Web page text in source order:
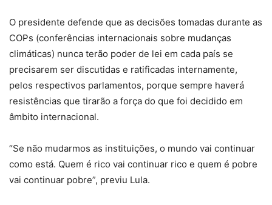
O presidente defende que as decisões tomadas durante as
COPs (conferências internacionais sobre mudanças
climáticas) nunca terão poder de lei em cada país se
precisarem ser discutidas e ratificadas internamente,
pelos respectivos parlamentos, porque sempre haverá
resistências que tirarão a força do que foi decidido em
âmbito internacional.
“Se não mudarmos as instituições, o mundo vai continuar
como está. Quem é rico vai continuar rico e quem é pobre
vai continuar pobre”, previu Lula.